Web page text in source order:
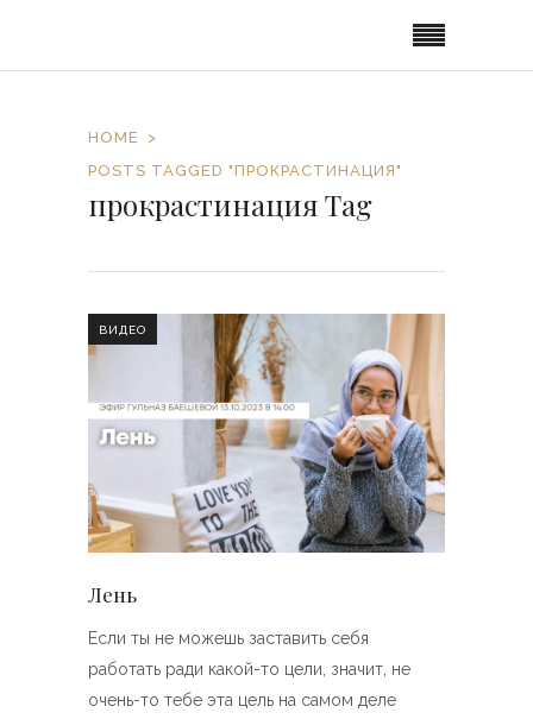
HOME
POSTS TAGGED "ПРОКРАСТИНАЦИЯ"
прокрастинация Tag
ВИДЕО
Лень
Если ты не можешь заставить себя
работать ради какой-то цели, значит, не
очень-то тебе эта цель на самом деле